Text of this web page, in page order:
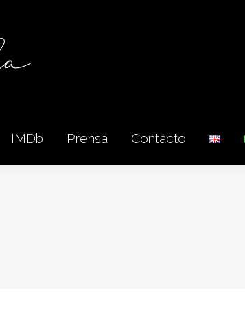
IMDb Prensa Contacto